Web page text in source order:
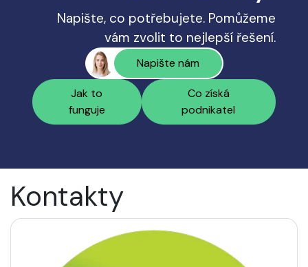
Napište, co potřebujete. Pomůžeme
vám zvolit to nejlepší řešení.
Napište nám
Jak to
funguje
Co získá
podnikatel
Kontakty